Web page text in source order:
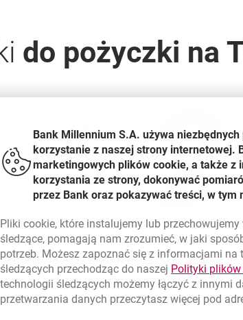
do pożyczki na
2
Bank Millennium S.A. używa
korzystanie z naszej strony internetowej.
marketingowych plików cookie, a także z
korzystania ze strony, dokonywać
przez Bank oraz pokazywać treści, w
Plikicookie, które instalujemy lub
śledzące, pomagają nam zrozumieć, w jaki
potrzeb. Możesz zapoznać się z informacjami
śledzących przechodząc do naszej Polityki
technologii śledzących możemy łączyć z innymi
przetwarzania danych przeczytasz więcej pod